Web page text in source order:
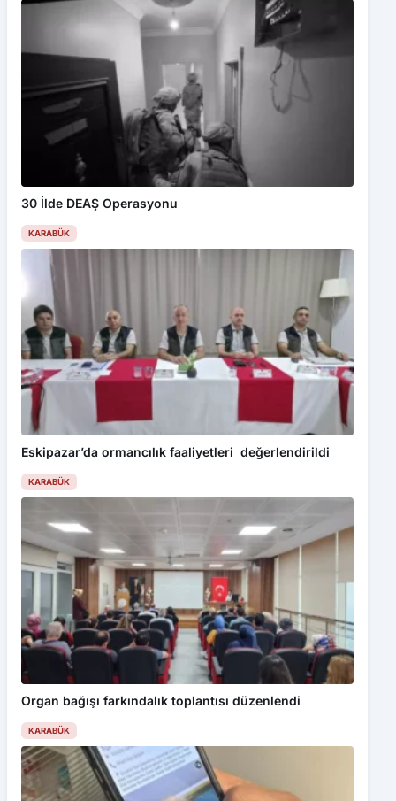
30 İlde DEAŞ Operasyonu
KARABÜK
Eskipazar’da ormancılık faaliyetleri değerlendirildi
KARABÜK
Organ bağışı farkındalık toplantısı düzenlendi
KARABÜK